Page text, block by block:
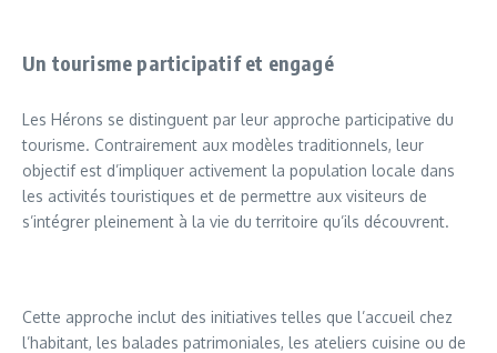
Un tourisme participatif et engagé
Les Hérons se distinguent par leur approche participative du
tourisme. Contrairement aux modèles traditionnels, leur
objectif est d’impliquer activement la population locale dans
les activités touristiques et de permettre aux visiteurs de
s’intégrer pleinement à la vie du territoire qu’ils découvrent.
Cette approche inclut des initiatives telles que l’accueil chez
l’habitant, les balades patrimoniales, les ateliers cuisine ou de